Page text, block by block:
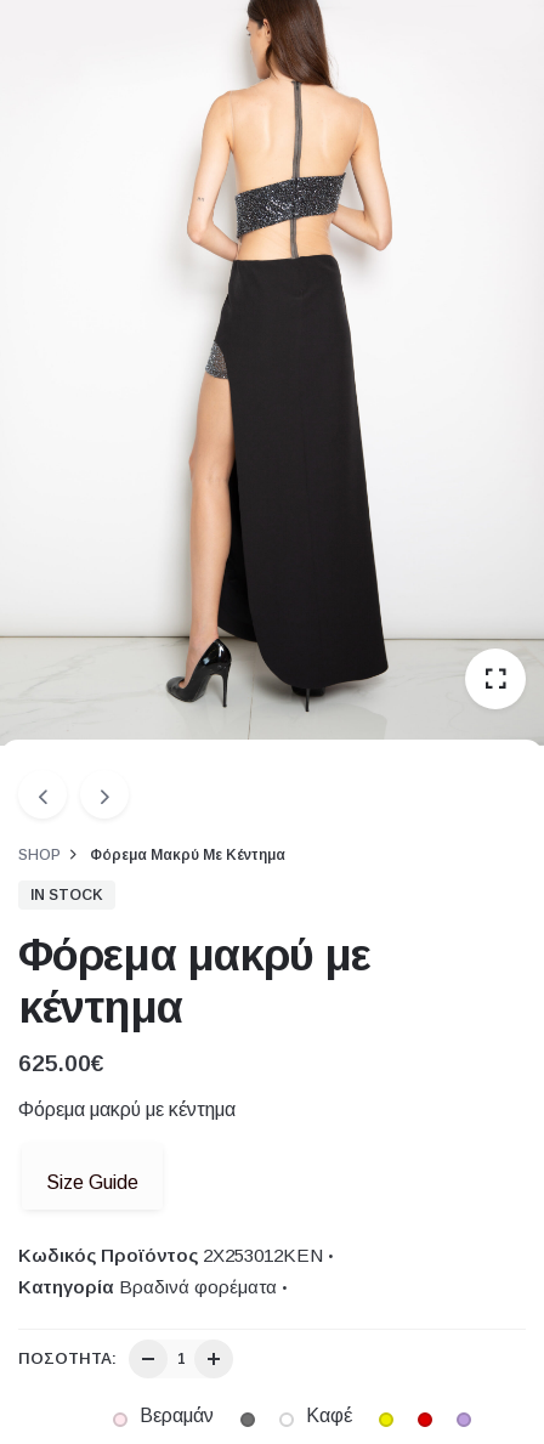
SHOP Φόρεμα Μακρύ Με Κέντημα
IN STOCK
Φόρεμα μακρύ με
κέντημα
625.00€
Φόρεμα μακρύ με κέντημα
Size Guide
Κωδικός Προϊόντος 2Χ253012ΚΕΝ
Κατηγορία Βραδινά φορέματα
ΠΟΣΌΤΗΤΑ:
Βεραμάν
Καφέ